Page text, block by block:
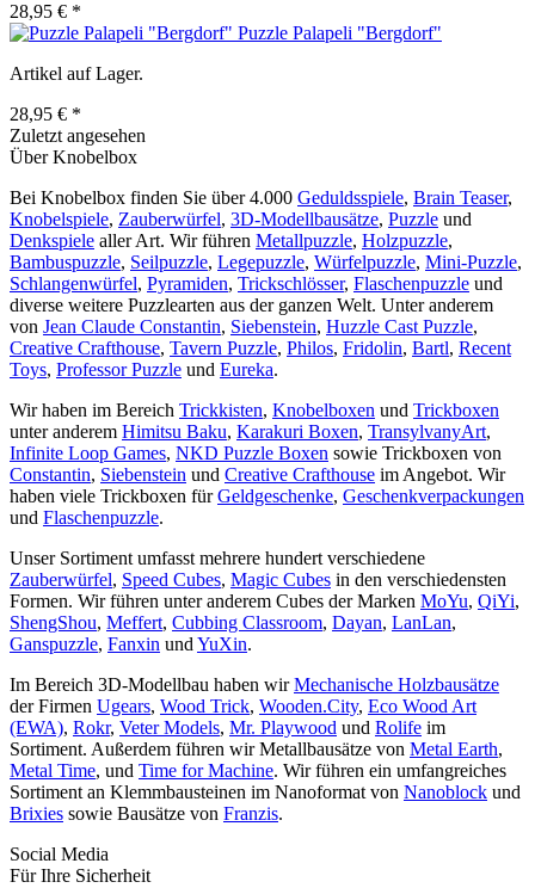
28,95 € *
Puzzle Palapeli "Bergdorf"
Artikel auf Lager.
28,95 € *
Zuletzt angesehen
Über Knobelbox
Bei Knobelbox finden Sie über 4.000 Geduldsspiele, Brain Teaser,
Knobelspiele, Zauberwürfel, 3D-Modellbausätze, Puzzle und
Denkspiele aller Art. Wir führen Metallpuzzle, Holzpuzzle,
Bambuspuzzle, Seilpuzzle, Legepuzzle, Würfelpuzzle, Mini-Puzzle,
Schlangenwürfel, Pyramiden, Trickschlösser, Flaschenpuzzle und
diverse weitere Puzzlearten aus der ganzen Welt. Unter anderem
von Jean Claude Constantin, Siebenstein, Huzzle Cast Puzzle,
Creative Crafthouse, Tavern Puzzle, Philos, Fridolin, Bartl, Recent
Toys, Professor Puzzle und Eureka.
Wir haben im Bereich Trickkisten, Knobelboxen und Trickboxen
unter anderem Himitsu Baku, Karakuri Boxen, TransylvanyArt,
Infinite Loop Games, NKD Puzzle Boxen sowie Trickboxen von
Constantin, Siebenstein und Creative Crafthouse im Angebot. Wir
haben viele Trickboxen fürGeldgeschenke, Geschenkverpackungen
und Flaschenpuzzle.
Unser Sortiment umfasst mehrere hundert verschiedene
Zauberwürfel, Speed Cubes, Magic Cubes in den verschiedensten
Formen. Wir führen unter anderem Cubes der Marken MoYu, QiYi,
ShengShou, Meffert, Cubbing Classroom, Dayan, LanLan,
Ganspuzzle, Fanxin und YuXin.
Im Bereich 3D-Modellbau haben wirMechanische Holzbausätze
der Firmen Ugears, Wood Trick, Wooden.City, Eco Wood Art
(EWA), Rokr, Veter Models, Mr. Playwood und Rolife im
Sortiment. Außerdem führen wir Metallbausätze von Metal Earth,
Metal Time, und Time for Machine. Wir führen ein umfangreiches
Sortiment an Klemmbausteinen im Nanoformat von Nanoblock und
Brixies sowie Bausätze von Franzis.
Social Media
Für Ihre Sicherheit